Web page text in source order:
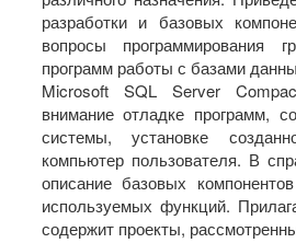
разработки и базовых
вопросы программирования
программ работы с базами
Microsoft SQL Server
внимание отладке программ,
системы, установке
компьютер пользователя. В
описание базовых
используемых функций.
содержит проекты,